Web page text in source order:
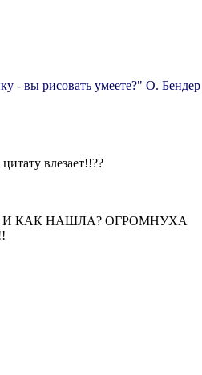
- вы рисовать умеете?" О. Бендер
влезает!!??
И КАК НАШЛА? ОГРОМНУХА